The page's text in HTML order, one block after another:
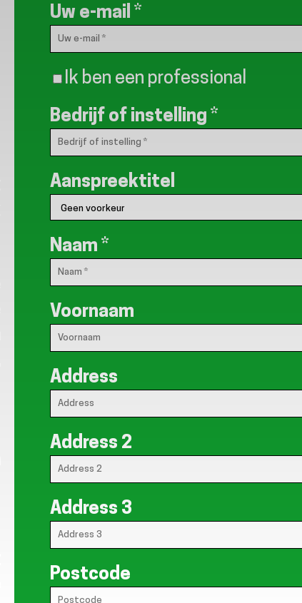
Uw e-mail *
Ik ben een professional
Bedrijf of instelling *
Aanspreektitel
Naam *
Voornaam
Address
Address 2
Address 3
Postcode